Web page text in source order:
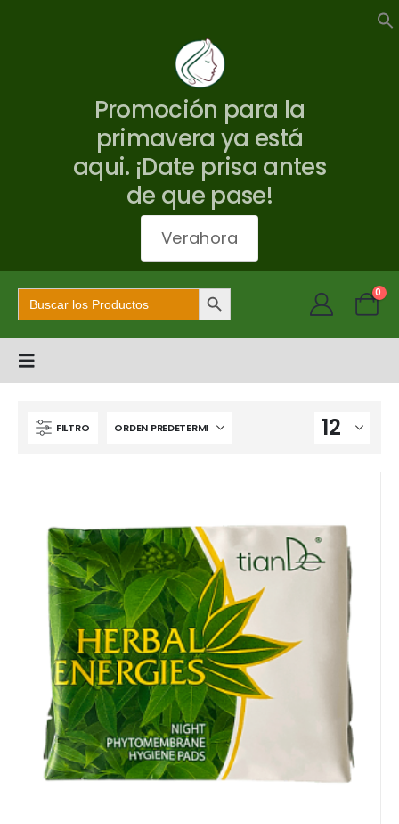
Promoción para la
primavera ya está
aqui. ¡Date prisa antes
de que pase!
Verahora
Buscar: Botón de búsqueda 0
FILTRO